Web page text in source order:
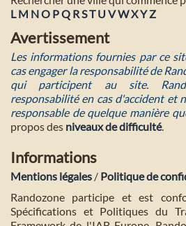
L M NO PQ RST U VWXYZ
Avertissement
Les informations fournies par ce
cas engager la responsabilité de
qui participent au site.
responsabilité en cas d'accident et
responsable de quelque manière
propos des niveaux de difficulté.
Informations
Mentions légales / Politique de
Randozone participe et est
Spécifications et Politiques du